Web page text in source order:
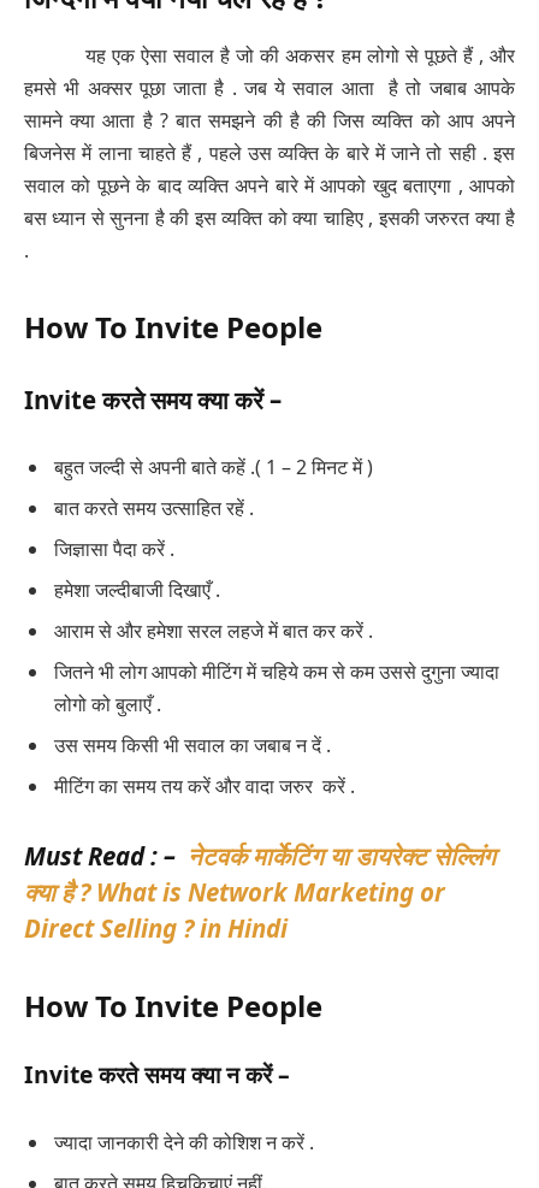
यह एक ऐसा सवाल है जो की अकसर हम लोगो से पूछते हैं , और
हमसे भी अक्सर पूछा जाता है . जब ये सवाल आता है तो जबाब आपके
सामने क्या आता है ? बात समझने की है की जिस व्यक्ति को आप अपने
बिजनेस में लाना चाहते हैं , पहले उस व्यक्ति के बारे में जाने तो सही . इस
सवाल को पूछने के बाद व्यक्ति अपने बारे में आपको खुद बताएगा , आपको
बस ध्यान से सुनना है की इस व्यक्ति को क्या चाहिए , इसकी जरुरत क्या है
.
How To Invite People
Inviteकरते समय क्या करें–
बहुत जल्दी से अपनी बाते कहें .( 1 – 2 मिनट में )
बात करते समय उत्साहित रहें .
जिज्ञासा पैदा करें .
हमेशा जल्दीबाजी दिखाएँ .
आराम से और हमेशा सरल लहजे में बात कर करें .
जितने भी लोग आपको मीटिंग में चहिये कम से कम उससे दुगुना ज्यादा
लोगो को बुलाएँ .
उस समय किसी भी सवाल का जबाब न दें .
मीटिंग का समय तय करें और वादा जरुर करें .
Must Read : – नेटवर्क मार्केटिंग या डायरेक्ट सेल्लिंग
क्या है ? What is Network Marketing or
Direct Selling ? in Hindi
How To Invite People
Inviteकरते समय क्या न करें–
ज्यादा जानकारी देने की कोशिश न करें .